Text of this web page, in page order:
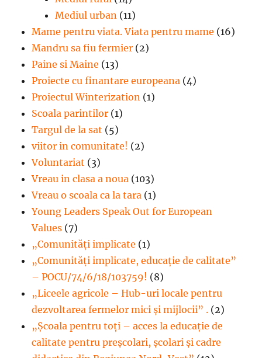
Mediul urban (11)
Mame pentru viata. Viata pentru mame (16)
Mandru sa fiu fermier (2)
Paine si Maine (13)
Proiecte cu finantare europeana (4)
Proiectul Winterization (1)
Scoala parintilor (1)
Targul de la sat (5)
viitor in comunitate! (2)
Voluntariat (3)
Vreau in clasa a noua (103)
Vreau o scoala ca la tara (1)
Young Leaders Speak Out for European
Values (7)
„Comunități implicate (1)
„Comunități implicate, educație de calitate”
– POCU/74/6/18/103759! (8)
„Liceele agricole – Hub-uri locale pentru
dezvoltarea fermelor mici şi mijlocii” . (2)
„Școala pentru toți – acces la educație de
calitate pentru preșcolari, școlari și cadre